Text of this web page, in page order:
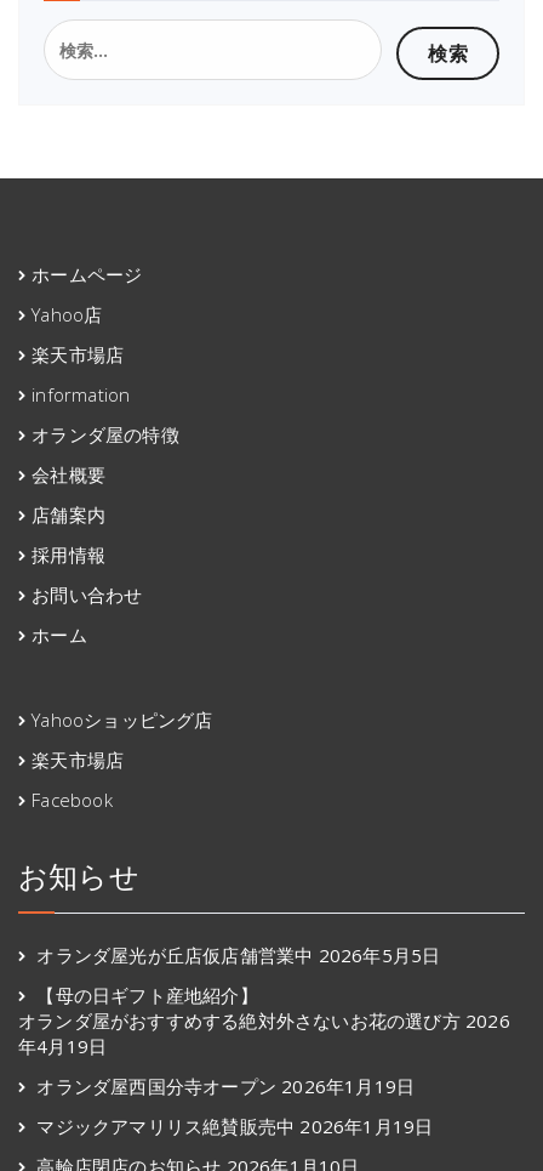
検
索:
ホームページ
Yahoo店
楽天市場店
information
オランダ屋の特徴
会社概要
店舗案内
採用情報
お問い合わせ
ホーム
Yahooショッピング店
楽天市場店
Facebook
お知らせ
オランダ屋光が丘店仮店舗営業中 2026年5月5日
【母の日ギフト産地紹介】
オランダ屋がおすすめする絶対外さないお花の選び方 2026
年4月19日
オランダ屋西国分寺オープン 2026年1月19日
マジックアマリリス絶賛販売中 2026年1月19日